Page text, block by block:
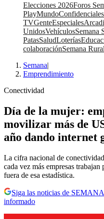
Elecciones 2026Foros
PlayMundoConfidenciales
TVGenteEspeciales
UnidosVehículosSemana
PatasSaludLoterías
colaboraciónSemana Rural
Semana|
Emprendimiento
Conectividad
Día de la mujer:
movilizar más de
año dando internet
La cifra nacional de
cada vez más empresas
fuera de esa estadística.
Siga las noticias de
informado